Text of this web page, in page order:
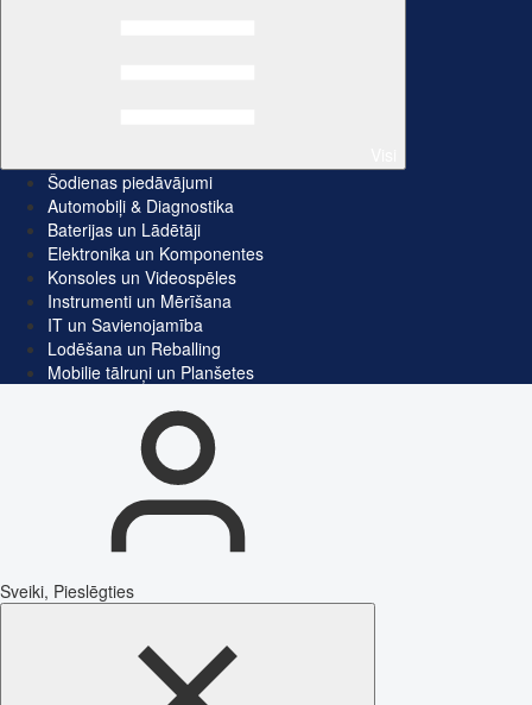
Šodienas piedāvājumi
Automobiļi & Diagnostika
Baterijas un Lādētāji
Elektronika un Komponentes
Konsoles un Videospēles
Instrumenti un Mērīšana
IT un Savienojamība
Lodēšana un Reballing
Mobilie tālruņi un Planšetes
Sveiki, Pieslēgties